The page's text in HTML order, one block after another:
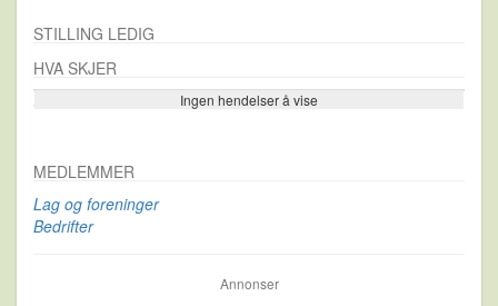
STILLING LEDIG
HVA SKJER
Ingen hendelser å vise
Se flere…
MEDLEMMER
Lag og foreninger
Bedrifter
Annonser